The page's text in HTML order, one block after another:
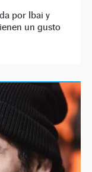
por Ibai y
un gusto